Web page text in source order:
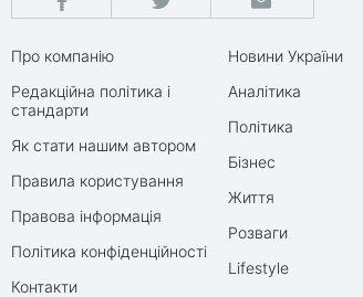
Про компанію
Редакційна політика і
стандарти
Як стати нашим автором
Правила користування
Правова інформація
Політика конфіденційності
Контакти
Новини України
Аналітика
Політика
Бізнес
Життя
Розваги
Lifestyle